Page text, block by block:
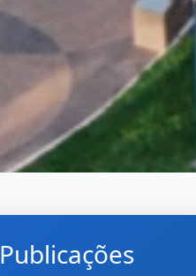
Publicações